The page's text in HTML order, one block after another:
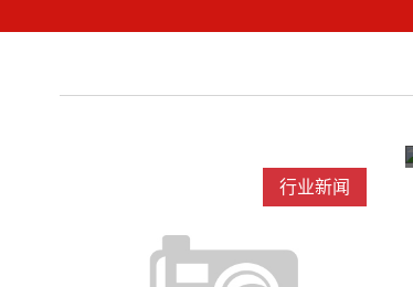
行业新闻